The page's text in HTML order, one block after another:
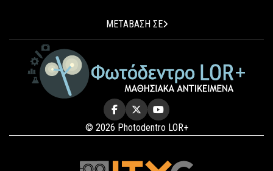
ΜΕΤΑΒΑΣΗ ΣΕ
© 2026 Photodentro LOR+